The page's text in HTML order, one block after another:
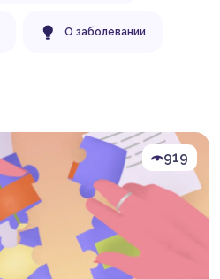
О заболевании
919